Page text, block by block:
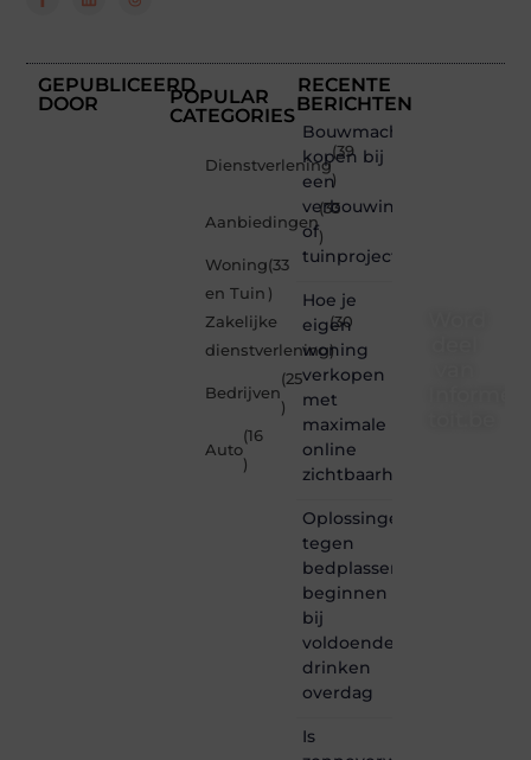
GEPUBLICEERD
DOOR
POPULAR
CATEGORIES
Dienstverlening
(39
)
Aanbiedingen
(33
)
Woning
en Tuin
(33
)
Zakelijke
dienstverlening
(30
)
Bedrijven
(25
)
Auto
(16
)
RECENTE
BERICHTEN
Bouwmachines
kopen bij
een
verbouwing
of
tuinproject
Hoe je
eigen
woning
verkopen
met
maximale
online
zichtbaarheid
Oplossingen
tegen
bedplassen
beginnen
bij
voldoende
drinken
overdag
Is